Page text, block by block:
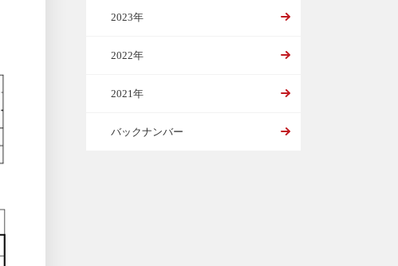
2023年
2022年
2021年
バックナンバー